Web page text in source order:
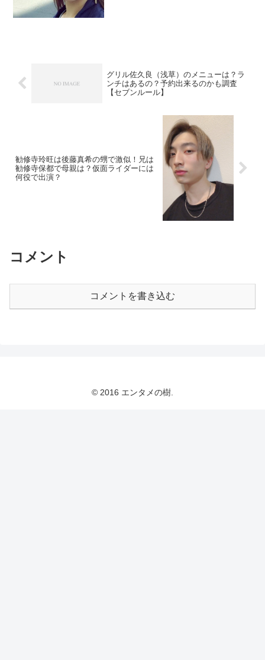
グリル佐久良（浅草）のメニューは？ラ
ンチはあるの？予約出来るのかも調査
【セブンルール】
勧修寺玲旺は後藤真希の甥で激似！兄は
勧修寺保都で母親は？仮面ライダーには
何役で出演？
コメント
コメントを書き込む
© 2016 エンタメの樹.